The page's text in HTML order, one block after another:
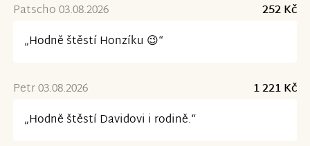
Patscho 03.08.2026
252 Kč
„Hodně štěstí Honzíku 😉“
Petr 03.08.2026
1 221 Kč
„Hodně štěstí Davidovi i rodině.“